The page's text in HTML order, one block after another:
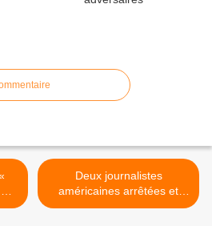
Deux journalistes
américaines arrêtées et
expulsées de Grande-